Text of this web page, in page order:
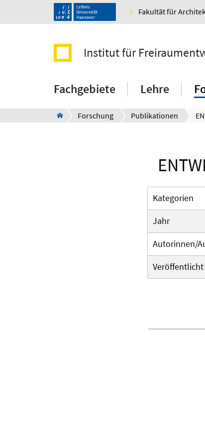
Fakultät für
Institut für
Fachgebiete Lehre
Forschung Publikationen
Kategorien
Jahr
Autorinnen/
Veröffentlicht